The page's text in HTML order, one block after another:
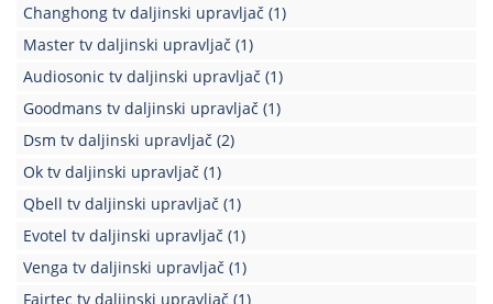
Changhong tv daljinski upravljač (1)
Master tv daljinski upravljač (1)
Audiosonic tv daljinski upravljač (1)
Goodmans tv daljinski upravljač (1)
Dsm tv daljinski upravljač (2)
Ok tv daljinski upravljač (1)
Qbell tv daljinski upravljač (1)
Evotel tv daljinski upravljač (1)
Venga tv daljinski upravljač (1)
Fairtec tv daljinski upravljač (1)